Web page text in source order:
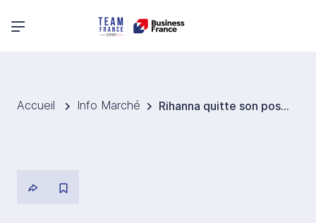
Menu principal
Accueil Info Marché Rihanna quitte son poste de PDG de sa marque de lingerie Savage X Fenty